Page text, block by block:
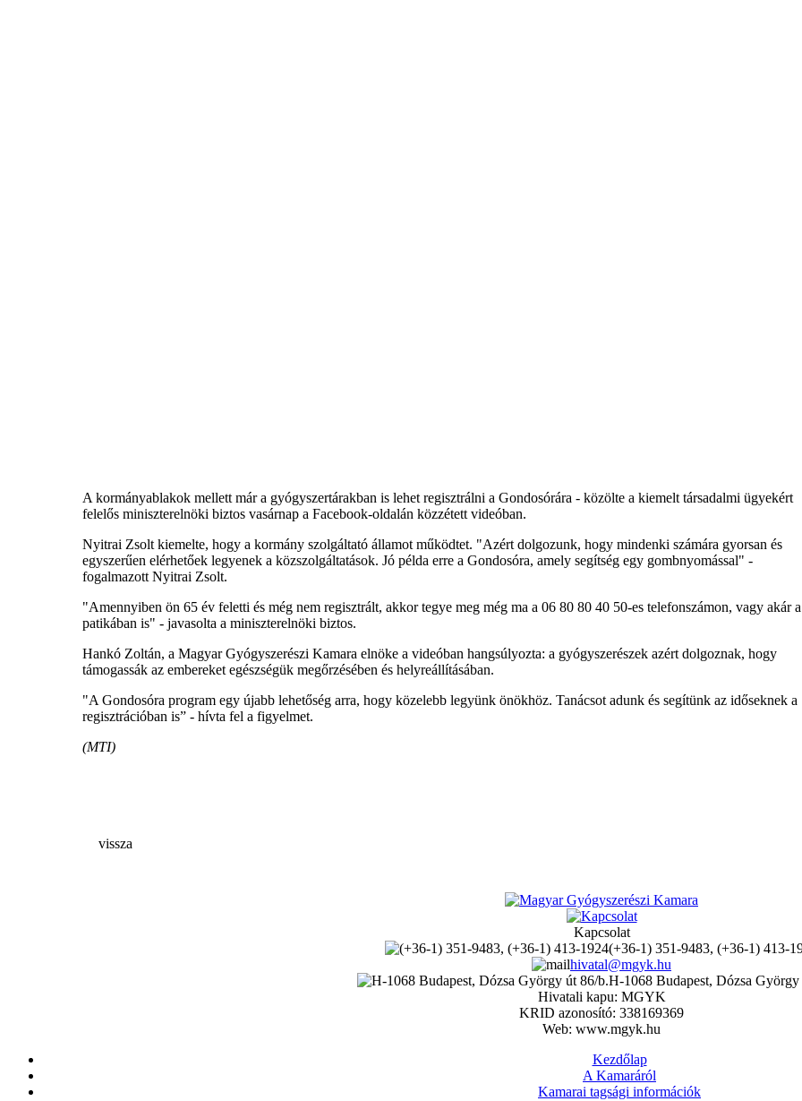
A kormányablakok mellett már a gyógyszertárakban is lehet regisztrálni a Gondosórára - közölte a kiemelt társadalmi ügyekért
felelős miniszterelnöki biztos vasárnap a Facebook-oldalán közzétett videóban.
Nyitrai Zsolt kiemelte, hogy a kormány szolgáltató államot működtet. "Azért dolgozunk, hogy mindenki számára gyorsan és
egyszerűen elérhetőek legyenek a közszolgáltatások. Jó példa erre a Gondosóra, amely segítség egy gombnyomással" -
fogalmazott Nyitrai Zsolt.
"Amennyiben ön 65 év feletti és még nem regisztrált, akkor tegye meg még ma a 06 80 80 40 50-es telefonszámon, vagy akár a
patikában is" - javasolta a miniszterelnöki biztos.
Hankó Zoltán, a Magyar Gyógyszerészi Kamara elnöke a videóban hangsúlyozta: a gyógyszerészek azért dolgoznak, hogy
támogassák az embereket egészségük megőrzésében és helyreállításában.
"A Gondosóra program egy újabb lehetőség arra, hogy közelebb legyünk önökhöz. Tanácsot adunk és segítünk az időseknek a
regisztrációban is” - hívta fel a figyelmet.
(MTI)
vissza
Kapcsolat
(+36-1) 351-9483, (+36-1) 413-
hivatal@mgyk.hu
H-1068 Budapest, Dózsa
Hivatali kapu: MGYK
KRID azonosító: 338169369
Web: www.mgyk.hu
Kezdőlap
A Kamaráról
Kamarai tagsági információk